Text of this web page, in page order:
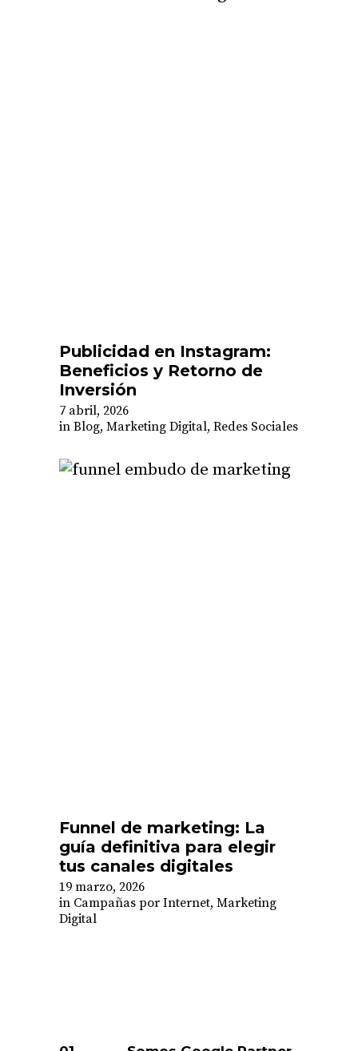
Publicidad en Instagram:
Beneficios y Retorno de
Inversión
7 abril, 2026
in Blog, Marketing Digital, Redes Sociales
Funnel de marketing: La
guía definitiva para elegir
tus canales digitales
19 marzo, 2026
in Campañas por Internet, Marketing
Digital